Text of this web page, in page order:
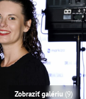
Zobraziť galériu (9)